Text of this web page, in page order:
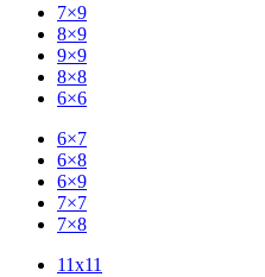
7×9
8×9
9×9
8×8
6×6
6×7
6×8
6×9
7×7
7×8
11x11